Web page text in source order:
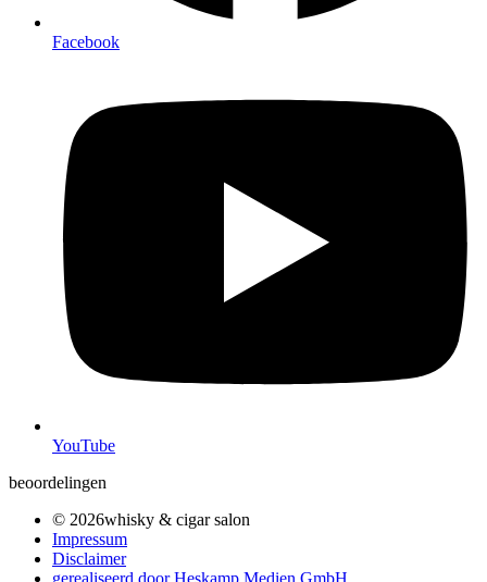
Facebook
YouTube
beoordelingen
© 2026whisky & cigar salon
Impressum
Disclaimer
gerealiseerd door Heskamp Medien GmbH